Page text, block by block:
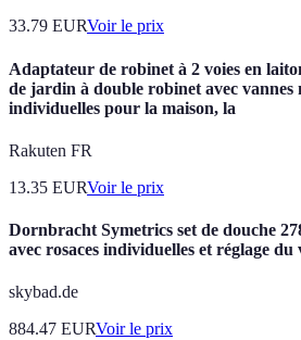
33.79 EURVoir le prix
Adaptateur de robinet à 2 voies en
de jardin à double robinet avec vannes
individuelles pour la maison, la
Rakuten FR
13.35 EURVoir le prix
Dornbracht Symetrics set de douche
avec rosaces individuelles et réglage du
skybad.de
884.47 EURVoir le prix